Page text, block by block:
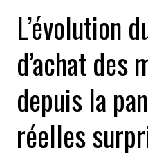
L’évolution
d’achat des
depuis la
réelles